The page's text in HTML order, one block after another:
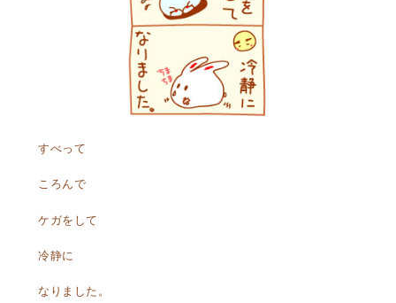
すべって
ころんで
ケガをして
冷静に
なりました。